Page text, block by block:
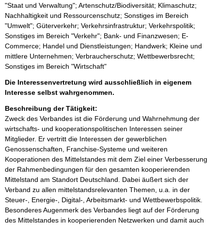
"Staat und Verwaltung"; Artenschutz/Biodiversität; Klimaschutz;
Nachhaltigkeit und Ressourcenschutz; Sonstiges im Bereich
"Umwelt"; Güterverkehr; Verkehrsinfrastruktur; Verkehrspolitik;
Sonstiges im Bereich "Verkehr"; Bank- und Finanzwesen; E-
Commerce; Handel und Dienstleistungen; Handwerk; Kleine und
mittlere Unternehmen; Verbraucherschutz; Wettbewerbsrecht;
Sonstiges im Bereich "Wirtschaft"
Die Interessenvertretung wird ausschließlich in eigenem
Interesse selbst wahrgenommen.
Beschreibung der Tätigkeit:
Zweck des Verbandes ist die Förderung und Wahrnehmung der
wirtschafts- und kooperationspolitischen Interessen seiner
Mitglieder. Er vertritt die Interessen der gewerblichen
Genossenschaften, Franchise-Systeme und weiteren
Kooperationen des Mittelstandes mit dem Ziel einer Verbesserung
der Rahmenbedingungen für den gesamten kooperierenden
Mittelstand am Standort Deutschland. Dabei äußert sich der
Verband zu allen mittelstandsrelevanten Themen, u.a. in der
Steuer-, Energie-, Digital-, Arbeitsmarkt- und Wettbewerbspolitik.
Besonderes Augenmerk des Verbandes liegt auf der Förderung
des Mittelstandes in kooperierenden Netzwerken und damit auch